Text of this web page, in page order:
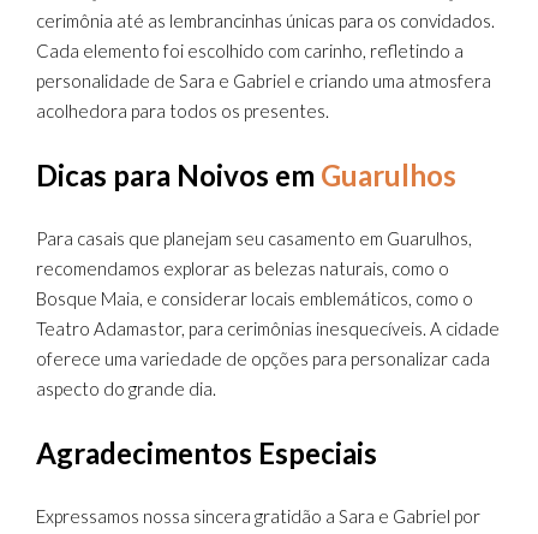
cerimônia até as lembrancinhas únicas para os convidados.
Cada elemento foi escolhido com carinho, refletindo a
personalidade de Sara e Gabriel e criando uma atmosfera
acolhedora para todos os presentes.
Dicas para Noivos em Guarulhos
Para casais que planejam seu casamento em Guarulhos,
recomendamos explorar as belezas naturais, como o
Bosque Maia, e considerar locais emblemáticos, como o
Teatro Adamastor, para cerimônias inesquecíveis. A cidade
oferece uma variedade de opções para personalizar cada
aspecto do grande dia.
Agradecimentos Especiais
Expressamos nossa sincera gratidão a Sara e Gabriel por